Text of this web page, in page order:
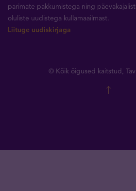
parimate pakkumistega ning
oluliste uudistega kullamaailmast.
Liituge uudiskirjaga
© Kõik õigused kaitstud,